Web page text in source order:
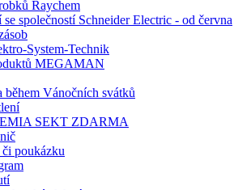
Raychem
společností Schneider Electric - od června
System-Technik
MEGAMAN
během Vánočních svátků
SEKT ZDARMA
poukázku